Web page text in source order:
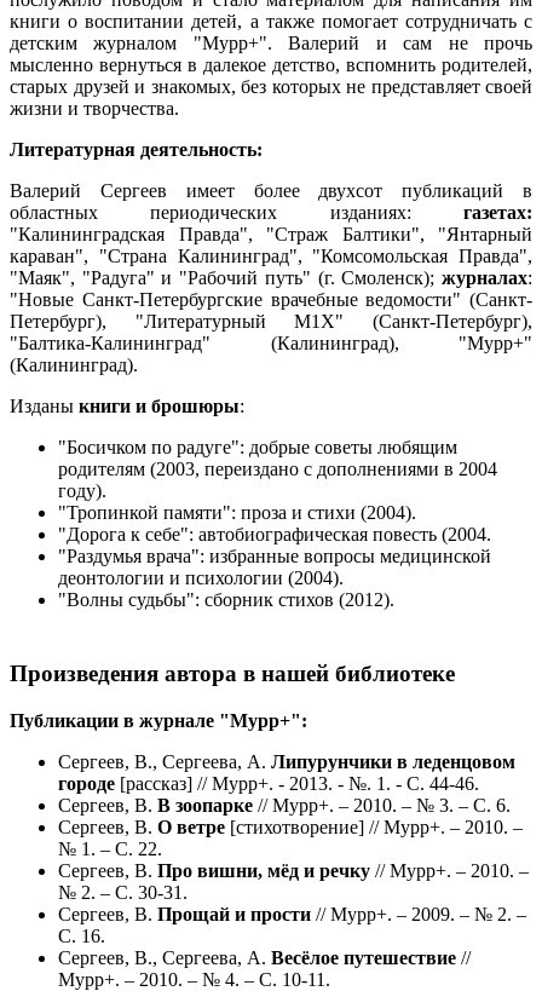
книги о воспитании детей, а также помогает сотрудничать с
детским журналом "Мурр+". Валерий и сам не прочь
мысленно вернуться в далекое детство, вспомнить родителей,
старых друзей и знакомых, без которых не представляет своей
жизни и творчества.
Литературная деятельность:
Валерий Сергеев имеет более двухсот публикаций в
областных периодических изданиях: газетах:
"Калининградская Правда", "Страж Балтики", "Янтарный
караван", "Страна Калининград", "Комсомольская Правда",
"Маяк", "Радуга" и "Рабочий путь" (г. Смоленск); журналах:
"Новые Санкт-Петербургские врачебные ведомости" (Санкт-
Петербург), "Литературный М1Х" (Санкт-Петербург),
"Балтика-Калининград" (Калининград), "Мурр+"
(Калининград).
Изданы книги и брошюры:
"Босичком по радуге": добрые советы любящим
родителям (2003, переиздано с дополнениями в 2004
году).
"Тропинкой памяти": проза и стихи (2004).
"Дорога к себе": автобиографическая повесть (2004.
"Раздумья врача": избранные вопросы медицинской
деонтологии и психологии (2004).
"Волны судьбы": сборник стихов (2012).
Произведения автора в нашей библиотеке
Публикации в журнале "Мурр+":
Сергеев, В., Сергеева, А. Липурунчики в леденцовом
городе [рассказ] // Мурр+. - 2013. - №. 1. - С. 44-46.
Сергеев, В. В зоопарке // Мурр+. – 2010. – № 3. – С. 6.
Сергеев, В. О ветре [стихотворение] // Мурр+. – 2010. –
№ 1. – С. 22.
Сергеев, В. Про вишни, мёд и речку // Мурр+. – 2010. –
№ 2. – С. 30-31.
Сергеев, В. Прощай и прости // Мурр+. – 2009. – № 2. –
С. 16.
Сергеев, В., Сергеева, А. Весёлое путешествие //
Мурр+. – 2010. – № 4. – С. 10-11.